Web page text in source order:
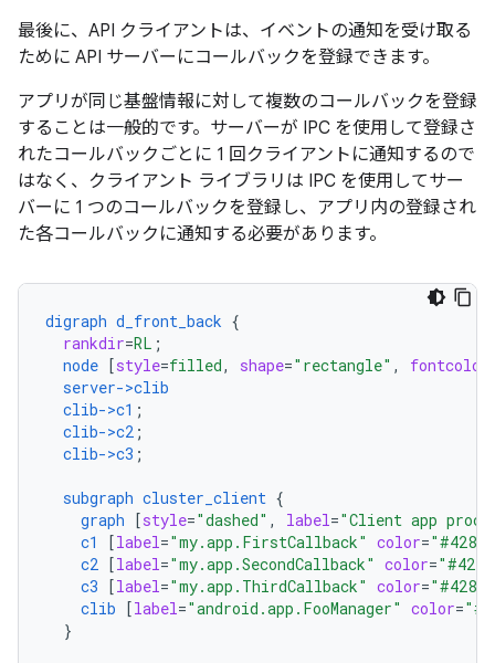
最後に、API クライアントは、イベントの通知を受け取る
ために API サーバーにコールバックを登録できます。
アプリが同じ基盤情報に対して複数のコールバックを登録
することは一般的です。サーバーが IPC を使用して登録さ
れたコールバックごとに 1 回クライアントに通知するので
はなく、クライアント ライブラリは IPC を使用してサー
バーに 1 つのコールバックを登録し、アプリ内の登録され
た各コールバックに通知する必要があります。
digraph d_front_back {
rankdir=RL ;
node [style=filled, shape="rectangle" , fontcolor
server->clib
clib->c1 ;
clib->c2 ;
clib->c3 ;
subgraph cluster_client {
graph [style="dashed" , label="Client app
c1
[label="my.app.FirstCallback" color=
c2 [label="my.app.SecondCallback" color=
c3 [label="my.app.ThirdCallback" color=
clib [label="android.app.FooManager" color=
}